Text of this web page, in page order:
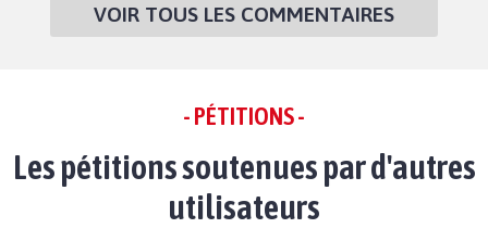
VOIR TOUS LES COMMENTAIRES
- PÉTITIONS -
Les pétitions soutenues par d'autres
utilisateurs